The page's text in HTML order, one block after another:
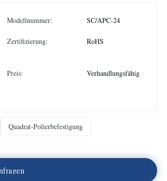
Modellnummer: SC/APC-24
Zertifizierung: RoHS
Preis: Verhandlungsfähig
Quadrat-Polierbefestigung
fragen